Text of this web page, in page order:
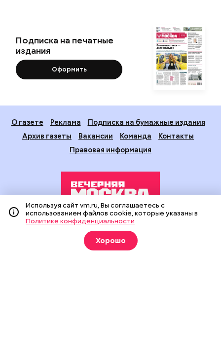
Подписка на печатные
издания
Оформить
О газете Реклама
Подписка на бумажные издания
Архив газеты
Вакансии Команда
Контакты
Правовая информация
Издание создано при финансовой поддержке Департамента
средств массовой информации и рекламы города Москвы.
На сайте применяются рекомендательные технологии
(информационные технологии предоставления информации
Используя сайт vm.ru, Вы соглашаетесь с
использованием файлов cookie, которые указаны в
Политике конфиденциальности
Хорошо